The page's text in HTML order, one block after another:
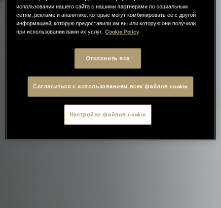
использовании нашего сайта с нашими партнерами по социальным
сетям, рекламе и аналитике, которые могут комбинировать ее с другой
информацией, которую предоставили им вы или которую они получили
при использовании вами их услуг. Cookie Policy
Отклонить все
Согласиться с использованием всех файлов cookie
Настройки файлов cookie